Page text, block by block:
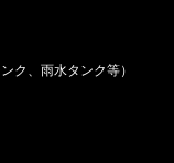
ク、雨水タンク等）